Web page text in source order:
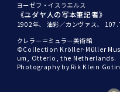
ヨーゼフ・イスラエルス
《ユダヤ人の写本筆記者》
1902年、 油彩／カンヴァス、
クレラー＝ミュラー美術館
©Collection Kröller-Müller
um, Otterlo, the Netherlands.
Photography by Rik Klein